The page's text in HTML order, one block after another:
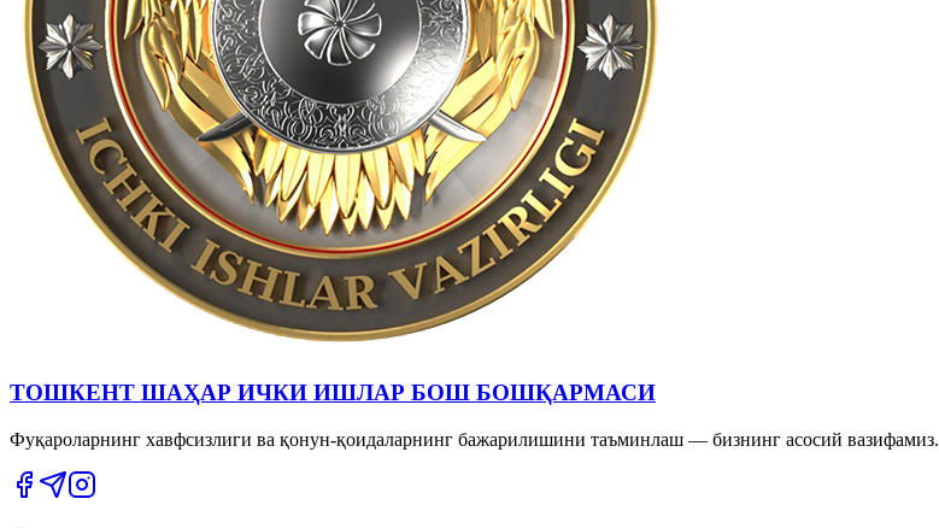
ТОШКЕНТ ШАҲАР ИЧКИ ИШЛАР БОШ БОШҚАРМАСИ
Фуқароларнинг хавфсизлиги ва қонун-қоидаларнинг бажарилишини таъминлаш — бизнинг асосий вазифамиз.